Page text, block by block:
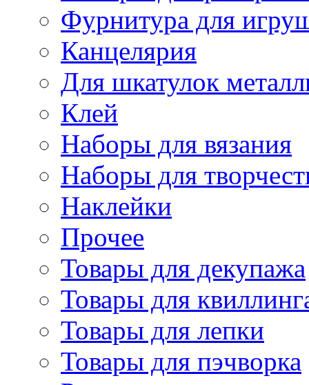
Фурнитура для
Канцелярия
Для шкатулок
Клей
Наборы для вязания
Наборы для
Наклейки
Прочее
Товары для декупажа
Товары для
Товары для лепки
Товары для пэчворка